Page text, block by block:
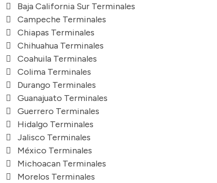
Baja California Sur Terminales
Campeche Terminales
Chiapas Terminales
Chihuahua Terminales
Coahuila Terminales
Colima Terminales
Durango Terminales
Guanajuato Terminales
Guerrero Terminales
Hidalgo Terminales
Jalisco Terminales
México Terminales
Michoacan Terminales
Morelos Terminales